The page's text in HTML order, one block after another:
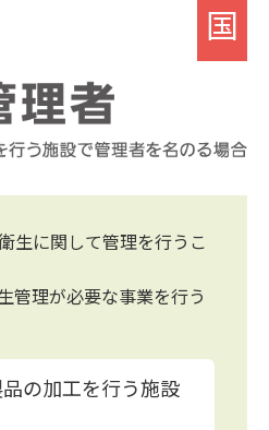
国
生に関して管理を行うこ
管理が必要な事業を行う
の加工を行う施設